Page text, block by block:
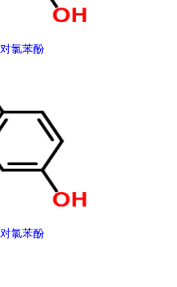
对氯苯酚
对氯苯酚